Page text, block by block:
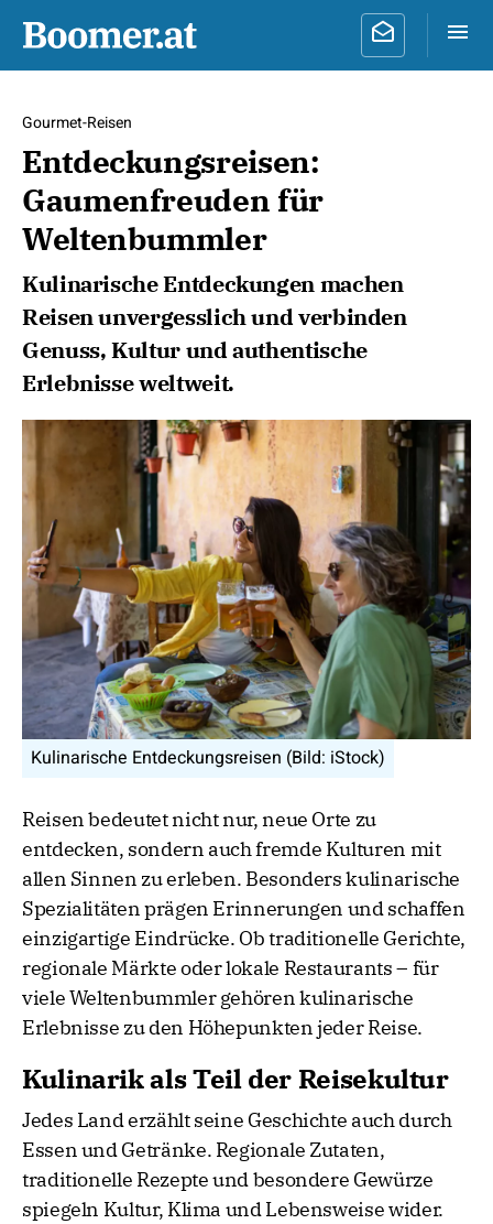
Gourmet-Reisen
Entdeckungsreisen:
Gaumenfreuden für
Weltenbummler
Kulinarische Entdeckungen machen
Reisen unvergesslich und verbinden
Genuss, Kultur und authentische
Erlebnisse weltweit.
Kulinarische Entdeckungsreisen (Bild: iStock)
Reisen bedeutet nicht nur, neue Orte zu
entdecken, sondern auch fremde Kulturen mit
allen Sinnen zu erleben. Besonders kulinarische
Spezialitäten prägen Erinnerungen und schaffen
einzigartige Eindrücke. Ob traditionelle Gerichte,
regionale Märkte oder lokale Restaurants – für
viele Weltenbummler gehören kulinarische
Erlebnisse zu den Höhepunkten jeder Reise.
Kulinarik als Teil der Reisekultur
Jedes Land erzählt seine Geschichte auch durch
Essen und Getränke. Regionale Zutaten,
traditionelle Rezepte und besondere Gewürze
spiegeln Kultur, Klima und Lebensweise wider.